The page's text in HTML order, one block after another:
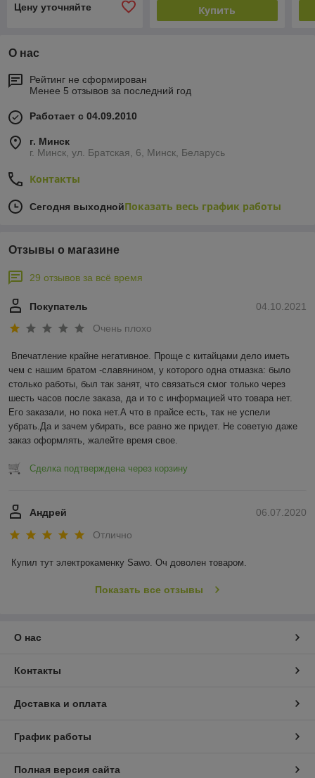
Цену уточняйте Купить
О нас
Рейтинг не сформирован
Менее 5 отзывов за последний год
Работает с 04.09.2010
г. Минск
г. Минск, ул. Братская, 6, Минск, Беларусь
Контакты
Сегодня выходнойПоказать весь график работы
Отзывы о магазине
29 отзывов за всё время
04.10.2021
Покупатель
Очень плохо
Впечатление крайне негативное. Проще с китайцами дело иметь
чем с нашим братом -славянином, у которого одна отмазка: было
столько работы, был так занят, что связаться смог только через
шесть часов после заказа, да и то с информацией что товара нет.
Его заказали, но пока нет.А что в прайсе есть, так не успели
убрать.Да и зачем убирать, все равно же придет. Не советую даже
заказ оформлять, жалейте время свое.
Сделка подтверждена через корзину
06.07.2020
Андрей
Отлично
Купил тут электрокаменку Sawo. Оч доволен товаром.
Показать все отзывы
О нас
Контакты
Доставка и оплата
График работы
Полная версия сайта